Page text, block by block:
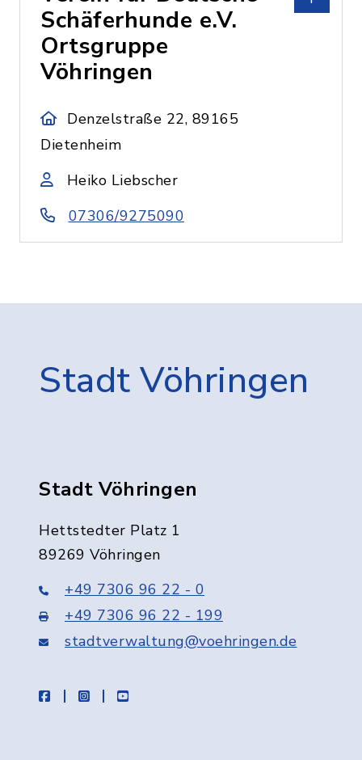
Schäferhunde e.V.
Ortsgruppe
Vöhringen
Denzelstraße 22, 89165
Dietenheim
Heiko Liebscher
07306/9275090
Stadt Vöhringen
Stadt Vöhringen
Hettstedter Platz 1
89269 Vöhringen
+49 7306 96 22 - 0
+49 7306 96 22 - 199
stadtverwaltung@voehringen.de
facebookinstagramyoutube